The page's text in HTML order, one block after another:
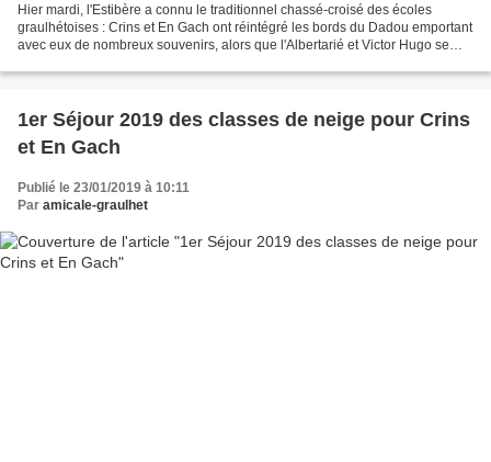
Hier mardi, l'Estibère a connu le traditionnel chassé-croisé des écoles
graulhétoises : Crins et En Gach ont réintégré les bords du Dadou emportant
avec eux de nombreux souvenirs, alors que l'Albertarié et Victor Hugo se
1er Séjour 2019 des classes de neige pour Crins
et En Gach
Publié le 23/01/2019 à 10:11
Par amicale-graulhet